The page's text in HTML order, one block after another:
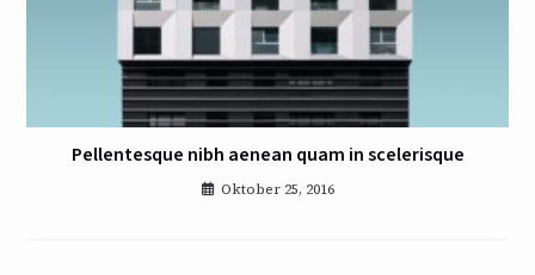
Pellentesque nibh aenean quam in scelerisque
Oktober 25, 2016